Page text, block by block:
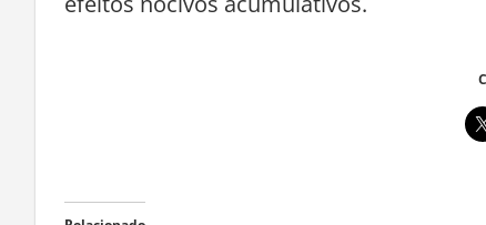
efeitos nocivos acumulativos.